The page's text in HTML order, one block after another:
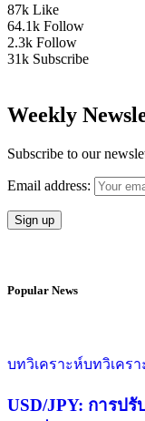
87k Like
64.1k Follow
2.3k Follow
31k Subscribe
Weekly
Subscribe to our
Email address:
Popular News
บทวิเคราะห์บทวิเครา
USD/JPY: การป